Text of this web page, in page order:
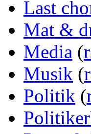
Last
Mat &
Media (
Musik (
Politik (